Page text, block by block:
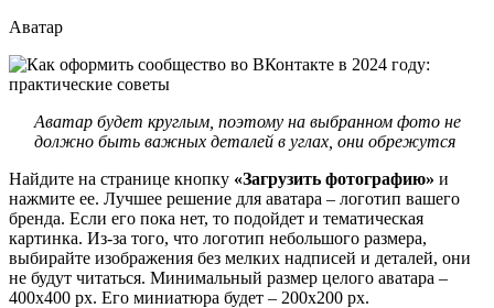
Аватар
Аватар будет круглым, поэтому на выбранном фото не
должно быть важных деталей в углах, они обрежутся
Найдите на странице кнопку «Загрузить фотографию» и
нажмите ее. Лучшее решение для аватара – логотип вашего
бренда. Если его пока нет, то подойдет и тематическая
картинка. Из-за того, что логотип небольшого размера,
выбирайте изображения без мелких надписей и деталей, они
не будут читаться. Минимальный размер целого аватара –
400х400 px. Его миниатюра будет – 200х200 pх.